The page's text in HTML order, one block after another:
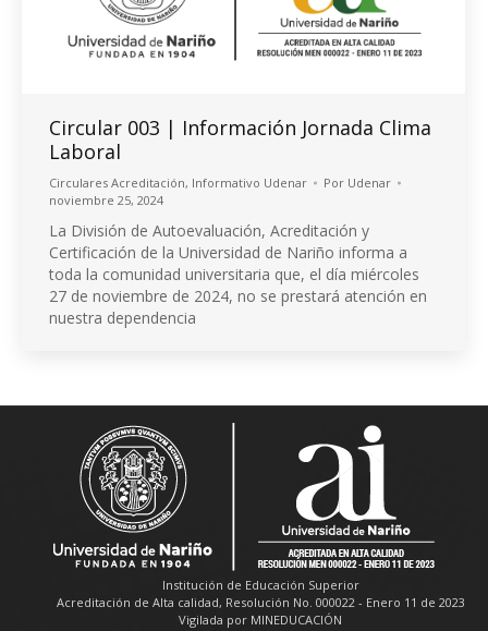
Circular 003 | Información Jornada Clima
Laboral
Circulares Acreditación, Informativo Udenar Por Udenar
noviembre 25, 2024
La División de Autoevaluación, Acreditación y
Certificación de la Universidad de Nariño informa a
toda la comunidad universitaria que, el día miércoles
27 de noviembre de 2024, no se prestará atención en
nuestra dependencia
Institución de Educación Superior
Acreditación de Alta calidad, Resolución No. 000022 - Enero 11 de 2023
Vigilada por MINEDUCACIÓN